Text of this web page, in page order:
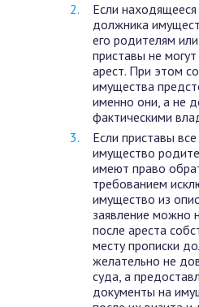
Если
должника
его родителям
приставы не
арест. При этом
имущества
именно они, а не
фактическими
Если приставы
имущество
имеют право
требованием
имущество из
заявление можно
после ареста
месту прописки
желательно не
суда, а
документы на